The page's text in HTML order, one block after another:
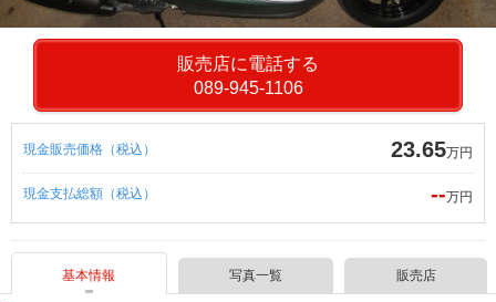
販売店に電話する
089-945-1106
現金販売価格（税込） 23.65万円
現金支払総額（税込） --万円
基本情報 写真一覧 販売店